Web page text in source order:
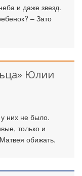
и даже звезд.
– Зато
Юлии
них не было.
только и
обижать.